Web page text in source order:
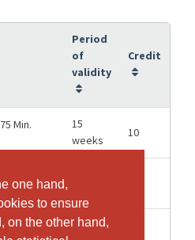
one hand,
to ensure
on the other hand,
one hand,
to ensure
on the other hand,
Period
of
validity
Credit
Min.
15
weeks
10
Lektion 1 Days